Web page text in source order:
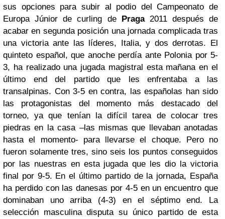
sus opciones para subir al podio del Campeonato de
Europa Júnior de curling de Praga2011 después de
acabar en segunda posición una jornada complicada tras
una victoria ante las líderes, Italia, y dos derrotas. El
quinteto español, que anoche perdía ante Polonia por 5-
3, ha realizado una jugada magistral esta mañana en el
último end del partido que les enfrentaba a las
transalpinas. Con 3-5 en contra, las españolas han sido
las protagonistas del momento más destacado del
torneo, ya que tenían la difícil tarea de colocar tres
piedras en la casa –las mismas que llevaban anotadas
hasta el momento- para llevarse el choque. Pero no
fueron solamente tres, sino seis los puntos conseguidos
por las nuestras en esta jugada que les dio la victoria
final por 9-5. En el último partido de la jornada, España
ha perdido con las danesas por 4-5 en un encuentro que
dominaban uno arriba (4-3) en el séptimo end. La
selección masculina disputa su único partido de esta